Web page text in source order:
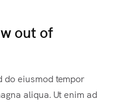
out of
do eiusmod tempor
aliqua. Ut enim ad